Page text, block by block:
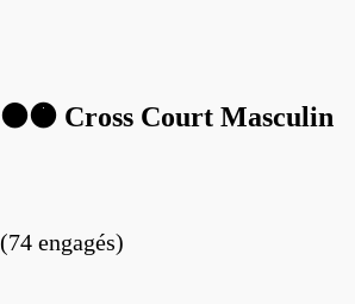
⚫️🟠 Cross Court Masculin
(74 engagés)